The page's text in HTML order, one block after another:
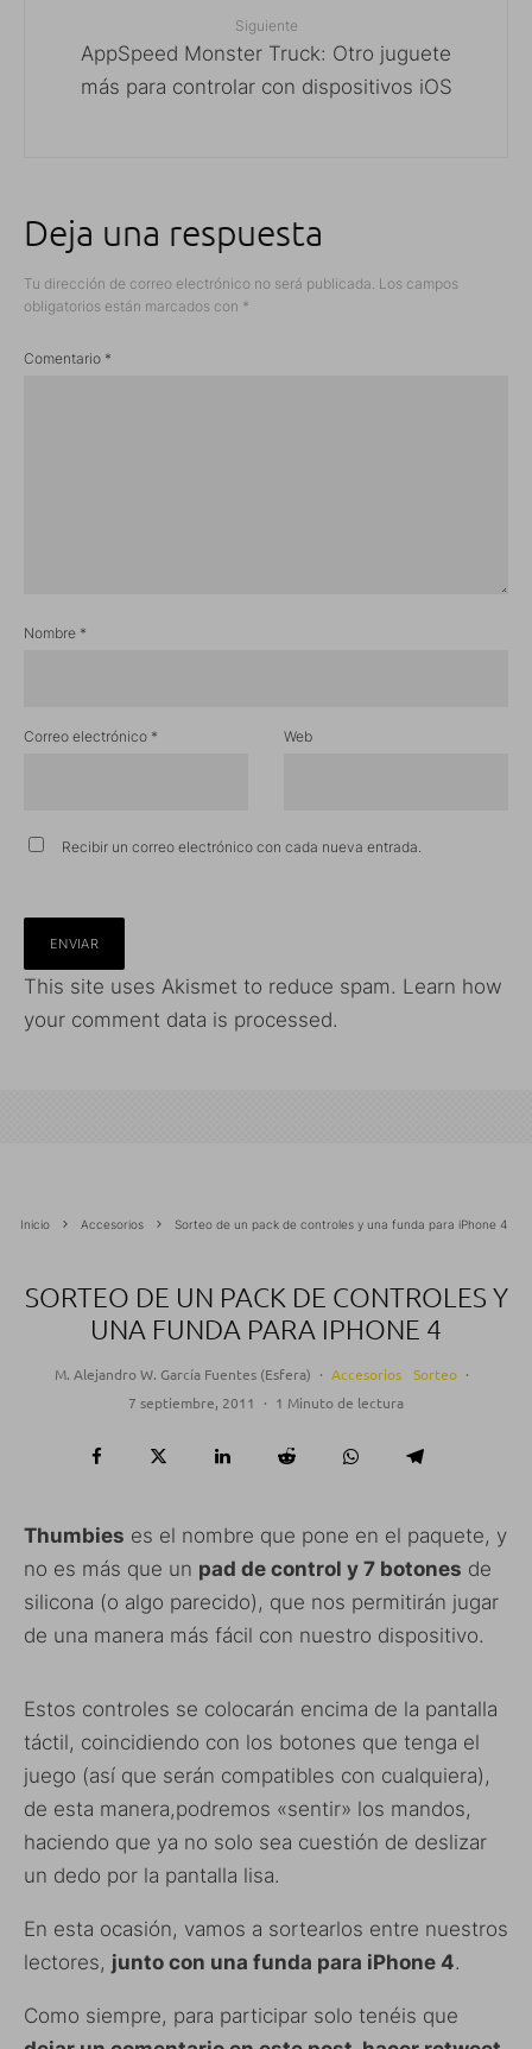
Siguiente
AppSpeed Monster Truck: Otro juguete
más para controlar con dispositivos iOS
Deja una respuesta
Tu dirección de correo electrónico no será publicada. Los campos
obligatorios están marcados con *
Comentario *
Nombre *
Correo electrónico * Web
Recibir un correo electrónico con cada nueva entrada.
This site uses Akismet to reduce spam. Learn how
your comment data is processed.
Inicio Accesorios Sorteo de un pack de controles y una funda para iPhone 4
SORTEO DE UN PACK DE CONTROLES Y
UNA FUNDA PARA IPHONE 4
M. Alejandro W. García Fuentes (Esfera) · Accesorios Sorteo ·
7 septiembre, 2011
· 1 Minuto de lectura
Thumbies es el nombre que pone en el paquete, y
no es más que un pad de control y 7 botones de
silicona (o algo parecido), que nos permitirán jugar
de una manera más fácil con nuestro dispositivo.
Estos controles se colocarán encima de la pantalla
táctil, coincidiendo con los botones que tenga el
juego (así que serán compatibles con cualquiera),
de esta manera,podremos «sentir» los mandos,
haciendo que ya no solo sea cuestión de deslizar
un dedo por la pantalla lisa.
En esta ocasión, vamos a sortearlos entre nuestros
lectores, junto con una funda para iPhone 4.
Como siempre, para participar solo tenéis que